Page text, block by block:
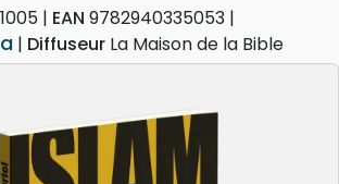
EAN 9782940335053
Diffuseur La Maison de la Bible